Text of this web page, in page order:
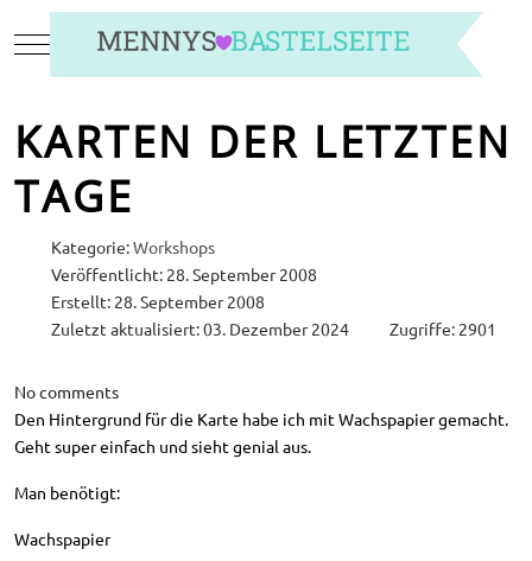
Mobile Menu Toggle
KARTEN DER LETZTEN
TAGE
Kategorie:Workshops
Veröffentlicht: 28. September 2008
Erstellt: 28. September 2008
Zuletzt aktualisiert: 03. Dezember 2024
Zugriffe: 2901
No comments
Den Hintergrund für die Karte habe ich mit Wachspapier gemacht.
Geht super einfach und sieht genial aus.
Man benötigt:
Wachspapier